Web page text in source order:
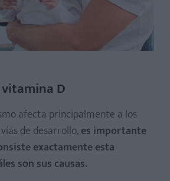
D
afecta principalmente a los
de desarrollo,es importante
exactamente esta
son sus causas.